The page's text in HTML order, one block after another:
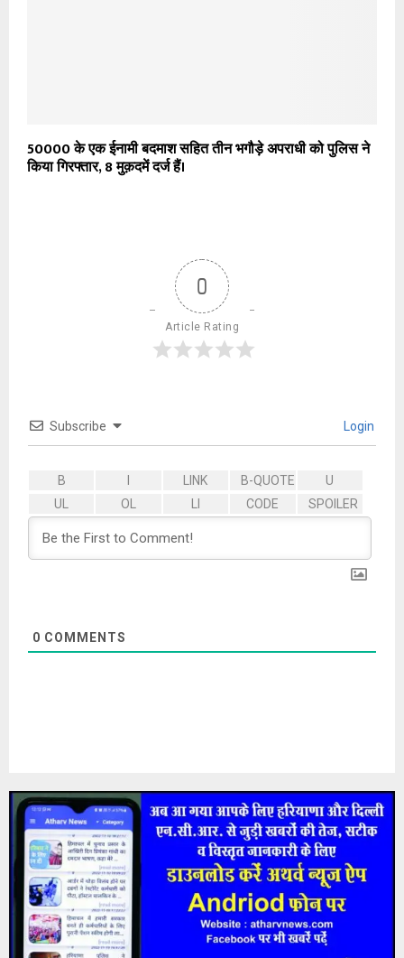
50000 के एक ईनामी बदमाश सहित तीन भगौड़े अपराधी को पुलिस ने
किया गिरफ्तार, 8 मुक़दमें दर्ज हैं।
0
Article Rating
Subscribe Login
0 COMMENTS